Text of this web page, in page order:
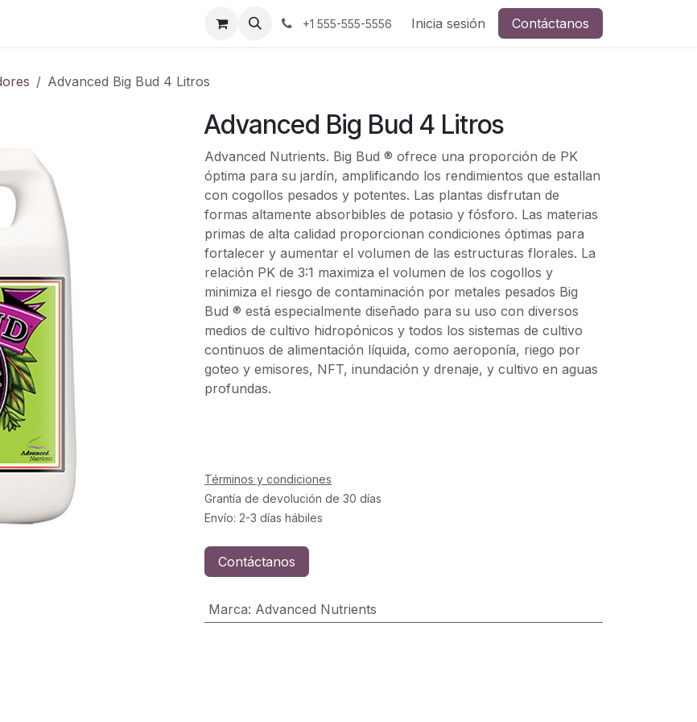
+1 555-555-5556 Inicia sesión Contáctanos
Advanced Big Bud 4 Litros
Advanced Big Bud 4 Litros
Advanced Nutrients. Big Bud ® ofrece una proporción de PK
óptima para su jardín, amplificando los rendimientos que estallan
con cogollos pesados ​​y potentes. Las plantas disfrutan de
formas altamente absorbibles de potasio y fósforo. Las materias
primas de alta calidad proporcionan condiciones óptimas para
fortalecer y aumentar el volumen de las estructuras florales. La
relación PK de 3:1 maximiza el volumen de los cogollos y
minimiza el riesgo de contaminación por metales pesados Big
Bud ® está especialmente diseñado para su uso con diversos
medios de cultivo hidropónicos y todos los sistemas de cultivo
continuos de alimentación líquida, como aeroponía, riego por
goteo y emisores, NFT, inundación y drenaje, y cultivo en aguas
profundas.
Términos y condiciones
Grantía de devolución de 30 días
Envío: 2-3 días hábiles
Contáctanos
Marca: Advanced Nutrients